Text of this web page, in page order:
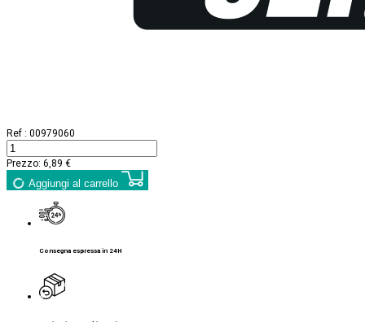
Ref : 00979060
Prezzo: 6,89 €
Aggiungi al carrello
Consegna espressa in 24H